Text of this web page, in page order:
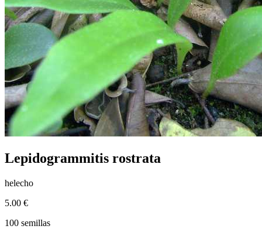
Lepidogrammitis rostrata
helecho
5.00 €
100 semillas